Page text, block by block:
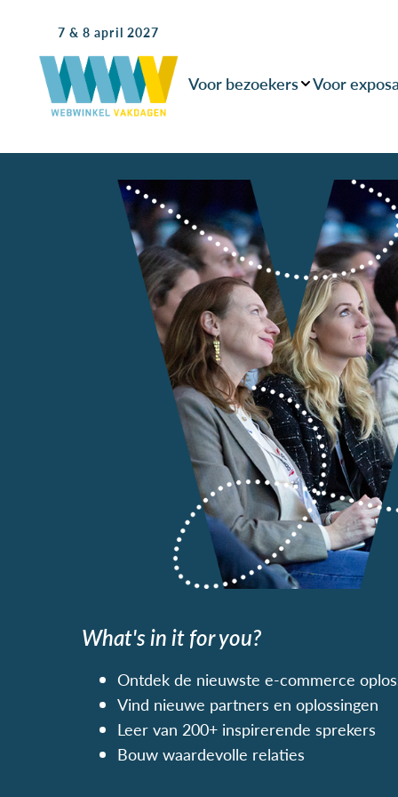
7 & 8 april 2027
Voor bezoekers Voor
What's in it for you?
Ontdek de nieuwste e-commerce
Vind nieuwe partners en oplossingen
Leer van 200+ inspirerende sprekers
Bouw waardevolle relaties